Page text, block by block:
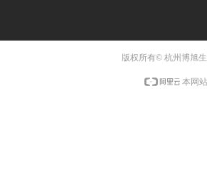
版权所有© 杭州博旭
本网